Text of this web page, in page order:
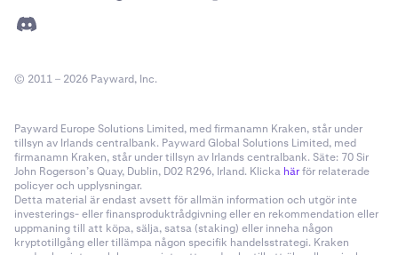
© 2011 – 2026 Payward, Inc.
Payward Europe Solutions Limited, med firmanamn Kraken, står under
tillsyn av Irlands centralbank. Payward Global Solutions Limited, med
firmanamn Kraken, står under tillsyn av Irlands centralbank. Säte: 70 Sir
John Rogerson’s Quay, Dublin, D02 R296, Irland. Klicka härför relaterade
policyer och upplysningar.
Detta material är endast avsett för allmän information och utgör inte
investerings- eller finansproduktrådgivning eller en rekommendation eller
uppmaning till att köpa, sälja, satsa (staking) eller inneha någon
kryptotillgång eller tillämpa någon specifik handelsstrategi. Kraken